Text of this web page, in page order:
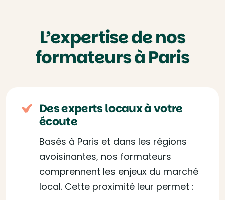
L’expertise de nos
formateurs à Paris
Des experts locaux à votre
écoute
Basés à Paris et dans les régions
avoisinantes, nos formateurs
comprennent les enjeux du marché
local. Cette proximité leur permet :